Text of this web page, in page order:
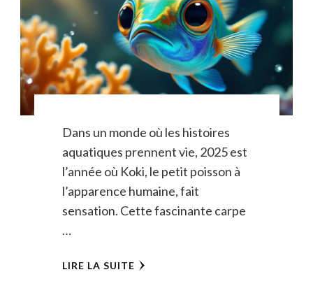
Dans un monde où les histoires
aquatiques prennent vie, 2025 est
l’année où Koki, le petit poisson à
l’apparence humaine, fait
sensation. Cette fascinante carpe
…
LIRE LA SUITE